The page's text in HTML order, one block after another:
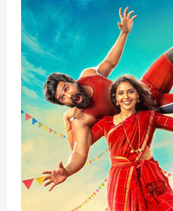
அத்தியாயம்
–
Music”
அறிமுகப்படுத்தும்
டி.
ராஜேந்தர்